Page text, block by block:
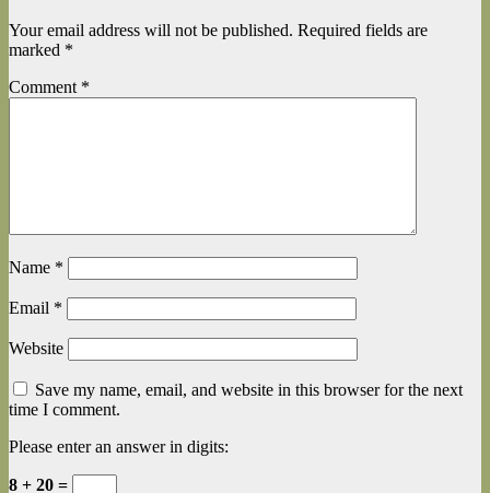
Your email address will not be published. Required fields are
marked *
Comment *
Name *
Email *
Website
Save my name, email, and website in this browser for the next
time I comment.
Please enter an answer in digits:
8 + 20 =